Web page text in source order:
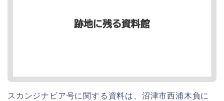
スカンジナビア号に関する資料は、沼津市西浦木負に